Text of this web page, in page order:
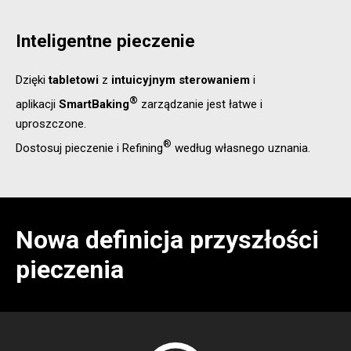
Inteligentne pieczenie
Dziękitabletowi z intuicyjnym sterowaniem i
aplikacji SmartBaking® zarządzanie jest łatwe i
uproszczone.
Dostosuj pieczenie i Refining® według własnego uznania.
Nowa definicja przyszłości
pieczenia